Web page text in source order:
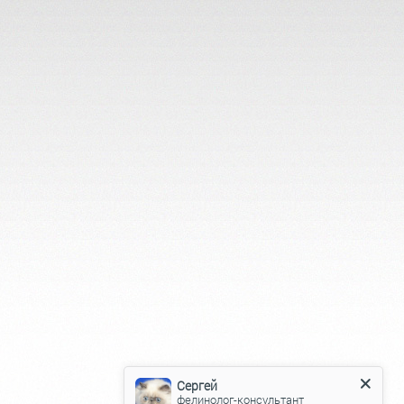
Сергей
фелинолог-консультант